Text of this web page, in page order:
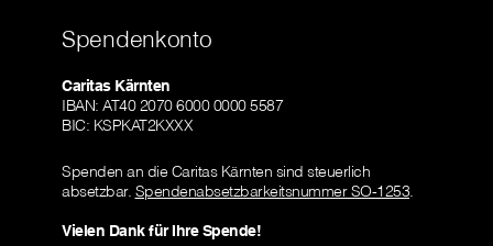
Spendenkonto
Caritas Kärnten
IBAN: AT40 2070 6000 0000 5587
BIC: KSPKAT2KXXX
Spenden an die Caritas Kärnten sind steuerlich
absetzbar. Spendenabsetzbarkeitsnummer SO-1253.
Vielen Dank für Ihre Spende!